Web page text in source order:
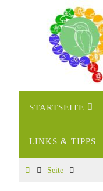
InhaltSTARTSEITE
LINKS & TIPPS
StartSeite